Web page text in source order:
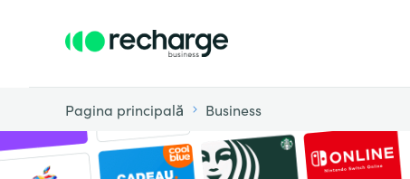
Pagina principală Business